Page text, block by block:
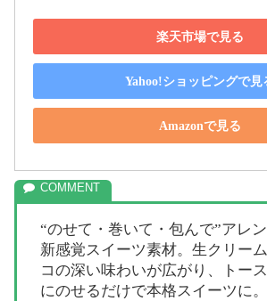
楽天市場で見る
Yahoo!ショッピングで見
Amazonで見る
“のせて・巻いて・包んで”アレ
新感覚スイーツ素材。生クリー
コの深い味わいが広がり、トー
にのせるだけで本格スイーツに。